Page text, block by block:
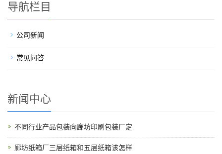
导航栏目
公司新闻
常见问答
新闻中心
不同行业产品包装向廊坊印刷包装厂定
廊坊纸箱厂三层纸箱和五层纸箱该怎样